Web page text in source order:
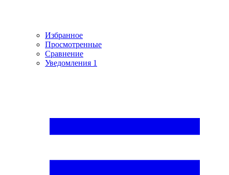
Избранное
Просмотренные
Сравнение
Уведомления 1